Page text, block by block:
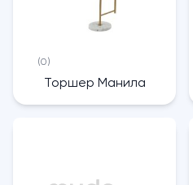
(0)
Торшер Манила